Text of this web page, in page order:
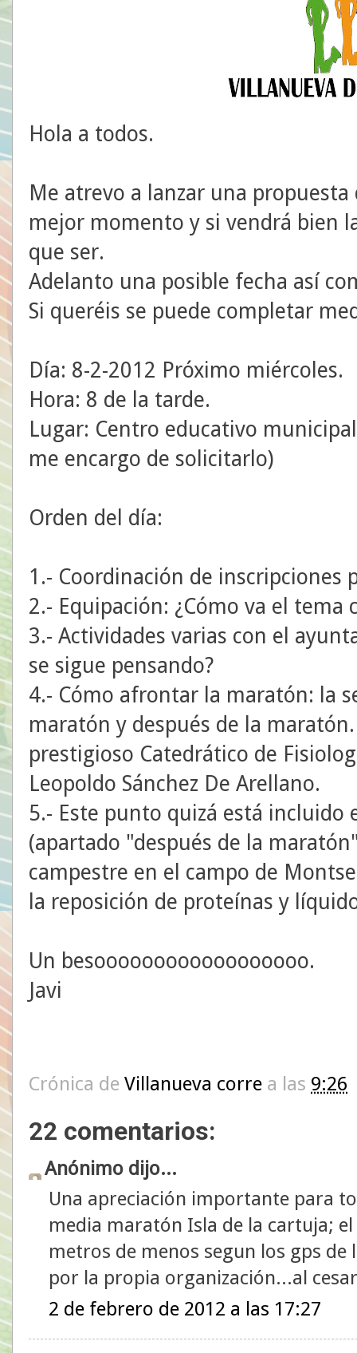
Hola a todos.
Me atrevo a lanzar una
mejor momento y si vendrá bien
que ser.
Adelanto una posible fecha así
Si queréis se puede completar
Día: 8-2-2012 Próximo miércoles.
Hora: 8 de la tarde.
Lugar: Centro educativo
me encargo de solicitarlo)
Orden del día:
1.- Coordinación de inscripciones
2.- Equipación: ¿Cómo va el tema
3.- Actividades varias con el
se sigue pensando?
4.- Cómo afrontar la maratón: la
maratón y después de la
prestigioso Catedrático de
Leopoldo Sánchez De Arellano.
5.- Este punto quizá está
(apartado "después de la
campestre en el campo de
la reposición de proteínas y
Un besoooooooooooooooooo.
Javi
Crónica de Villanueva corre a las 9:26
22 comentarios:
Anónimo dijo...
Una apreciación importante para
media maratón Isla de la cartuja;
metros de menos segun los gps
por la propia organización...al
2 de febrero de 2012 a las 17:27